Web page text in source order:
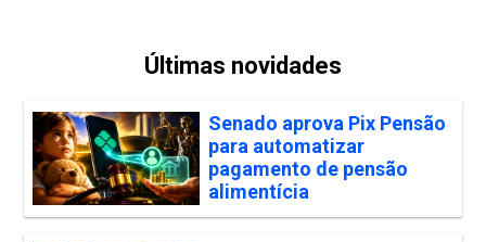
Últimas novidades
Senado aprova Pix Pensão
para automatizar
pagamento de pensão
alimentícia